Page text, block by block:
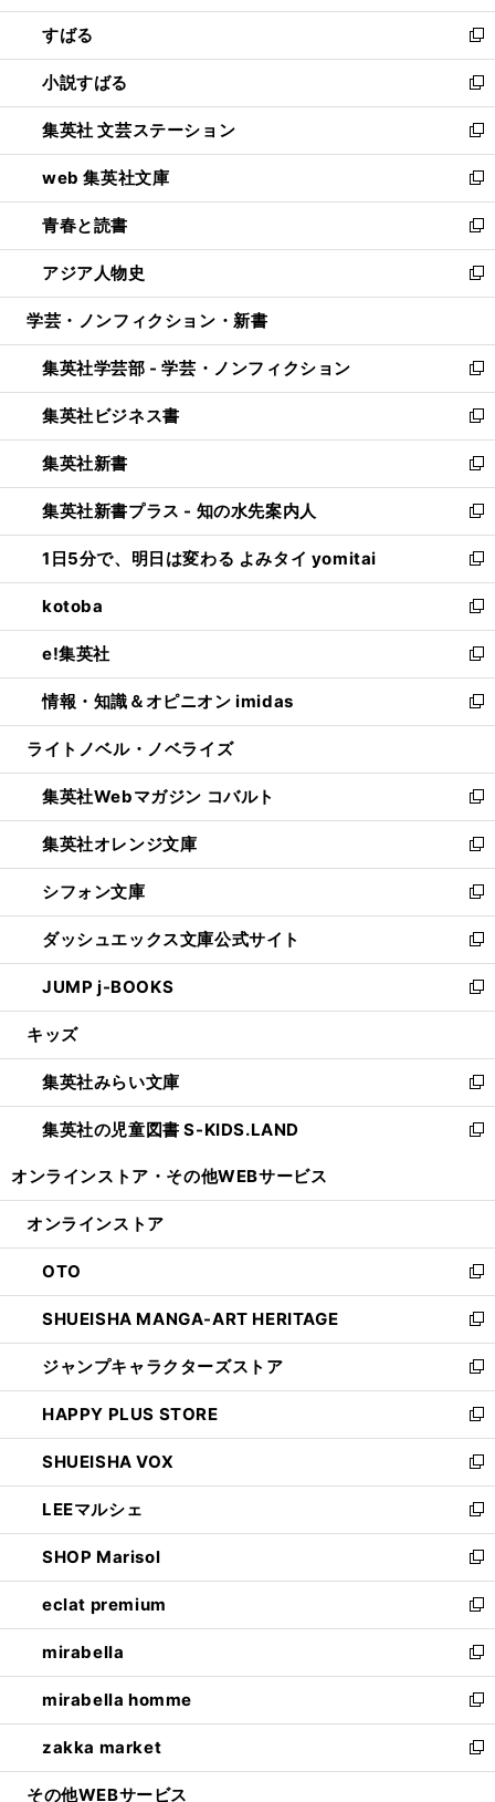
開
く
ウ
で
開
く
ン
ド
ウ
で
開
く
すばる
新
し
い
ウ
ィ
ン
ド
ウ
で
開
く
小説すばる
新
し
い
ウ
ィ
ン
ド
ウ
で
開
集英社 文芸ステーション
新
し
い
ウ
ィ
ン
ド
ウ
開
く
web 集英社文庫
新
し
い
ウ
ィ
ン
ウ
で
開
く
青春と読書
新
し
い
ウ
ン
ド
ウ
で
開
く
アジア人物史
新
し
ウ
ィ
ン
ド
ウ
で
開
く
学芸・ノンフィクション・新書
集英社学芸部 - 学芸・ノンフィクション
新
し
い
ウ
ィ
ン
ド
ウ
で
開
く
集英社ビジネス書
新
し
い
ウ
ィ
ン
ド
ウ
で
開
く
集英社新書
新
し
い
ウ
ィ
ン
ド
ウ
で
開
く
集英社新書プラス - 知の水先案内人
新
し
い
ウ
ィ
ン
ド
ウ
で
開
1日5分で、明日は変わる よみタイ yomitai
新
し
い
ウ
ィ
ン
ド
ウ
開
く
kotoba
新
し
い
ウ
ィ
ン
ウ
で
開
く
e!集英社
新
し
い
ウ
ン
ド
ウ
で
開
く
情報・知識＆オピニオン imidas
新
し
ウ
ィ
ン
ド
ウ
で
開
く
ライトノベル・ノベライズ
集英社Webマガジン コバルト
新
し
い
ウ
ィ
ン
ド
ウ
で
開
集英社オレンジ文庫
新
し
い
ウ
ィ
ン
ド
ウ
開
く
シフォン文庫
新
し
い
ウ
ィ
ン
ウ
で
開
く
ダッシュエックス文庫公式サイト
新
し
い
ウ
ン
ド
ウ
で
JUMP j-BOOKS
新
し
ウ
ィ
ン
ド
開
キッズ
集英社みらい文庫
新
し
い
ン
ウ
で
開
く
集英社の児童図書 S-KIDS.LAND
新
ウ
ン
ド
ウ
で
開
く
オンラインストア・ その他WEBサービス
オンラインストア
OTO
新
し
い
ウ
ィ
ン
ド
ウ
で
開
く
SHUEISHA MANGA-ART HERITAGE
新
し
い
ウ
ィ
ン
ド
ウ
で
開
く
ジャンプキャラクターズストア
新
し
い
ウ
ィ
ン
ド
ウ
で
開
く
HAPPY PLUS STORE
新
し
い
ウ
ィ
ン
ド
ウ
で
開
く
SHUEISHA VOX
新
し
い
ウ
ィ
ン
ド
ウ
で
開
く
LEEマルシェ
新
し
い
ウ
ィ
ン
ド
ウ
で
開
く
SHOP Marisol
新
し
い
ウ
ィ
ン
ド
ウ
で
開
eclat premium
新
し
い
ウ
ィ
ン
ド
ウ
mirabella
新
し
い
ウ
ィ
ン
mirabella homme
新
し
い
ウ
zakka market
新
し
その他WEBサービス